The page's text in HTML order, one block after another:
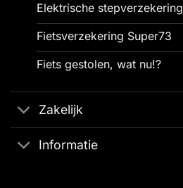
Elektrische stepverzekering
Fietsverzekering Super73
Fiets gestolen, wat nu!?
Zakelijk
Informatie